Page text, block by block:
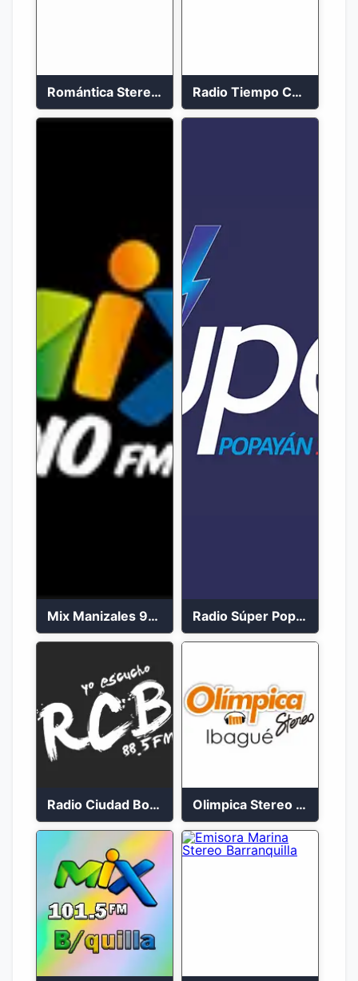
Romántica Stereo 88.1 FM Radio Tiempo Cali En Vivo 2023
Mix Manizales 95.1 FM en Vivo Radio Súper Popayán en vivo 2023
Radio Ciudad Bolívar 88.5 FM Olimpica Stereo Ibagué 94.3 FM